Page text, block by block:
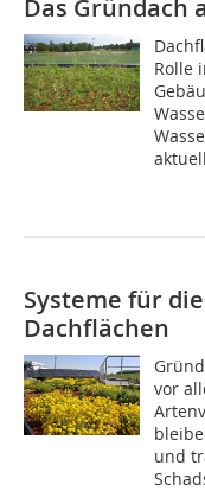
Das Gründach
Rolle
Systeme für
Dachflächen
vor
und